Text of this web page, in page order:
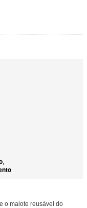
,
o malote reusável do